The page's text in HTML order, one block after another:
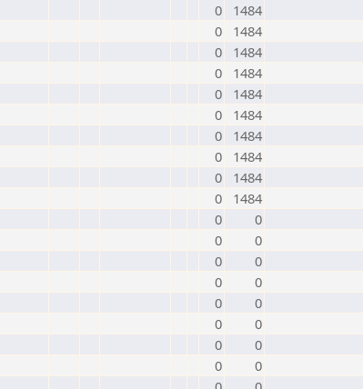
0
1484
0
1484
0
1484
0
1484
0
1484
0
1484
0
1484
0
1484
0
1484
0
1484
0
0
0
0
0
0
0
0
0
0
0
0
0
0
0
0